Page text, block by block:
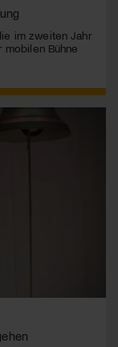
im zweiten Jahr
Bühne